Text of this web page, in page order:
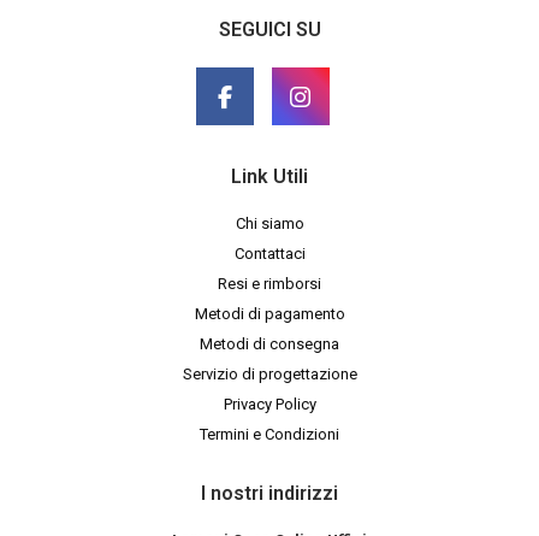
SEGUICI SU
Link Utili
Chi siamo
Contattaci
Resi e rimborsi
Metodi di pagamento
Metodi di consegna
Servizio di progettazione
Privacy Policy
Termini e Condizioni
I nostri indirizzi